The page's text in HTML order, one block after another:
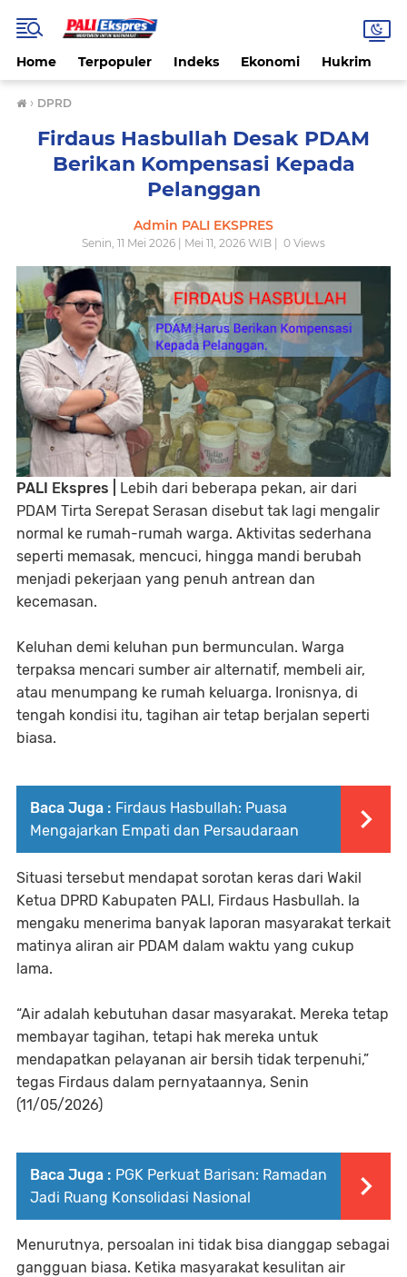
Home Terpopuler Indeks Ekonomi Hukrim
› DPRD
Firdaus Hasbullah Desak PDAM
Berikan Kompensasi Kepada
Pelanggan
Admin PALI EKSPRES
Senin, 11 Mei 2026 | Mei 11, 2026 WIB | 0 Views
PALI Ekspres | Lebih dari beberapa pekan, air dari
PDAM Tirta Serepat Serasan disebut tak lagi mengalir
normal ke rumah-rumah warga. Aktivitas sederhana
seperti memasak, mencuci, hingga mandi berubah
menjadi pekerjaan yang penuh antrean dan
kecemasan.
Keluhan demi keluhan pun bermunculan. Warga
terpaksa mencari sumber air alternatif, membeli air,
atau menumpang ke rumah keluarga. Ironisnya, di
tengah kondisi itu, tagihan air tetap berjalan seperti
biasa.
Baca Juga : Firdaus Hasbullah: Puasa
Mengajarkan Empati dan Persaudaraan
Situasi tersebut mendapat sorotan keras dari Wakil
Ketua DPRD Kabupaten PALI, Firdaus Hasbullah. Ia
mengaku menerima banyak laporan masyarakat terkait
matinya aliran air PDAM dalam waktu yang cukup
lama.
“Air adalah kebutuhan dasar masyarakat. Mereka tetap
membayar tagihan, tetapi hak mereka untuk
mendapatkan pelayanan air bersih tidak terpenuhi,”
tegas Firdaus dalam pernyataannya, Senin
(11/05/2026)
Baca Juga : PGK Perkuat Barisan: Ramadan
Jadi Ruang Konsolidasi Nasional
Menurutnya, persoalan ini tidak bisa dianggap sebagai
gangguan biasa. Ketika masyarakat kesulitan air